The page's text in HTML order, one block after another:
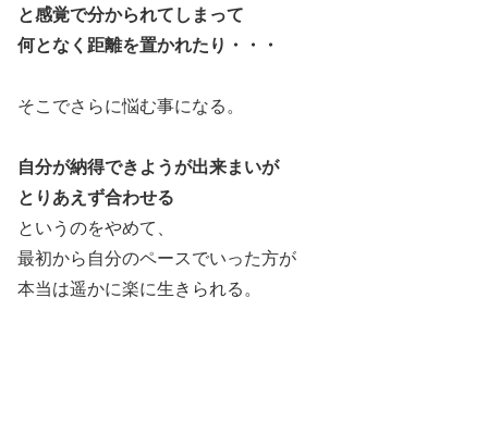
と感覚で分かられてしまって
何となく距離を置かれたり・・・
そこでさらに悩む事になる。
自分が納得できようが出来まいが
とりあえず合わせる
というのをやめて、
最初から自分のペースでいった方が
本当は遥かに楽に生きられる。